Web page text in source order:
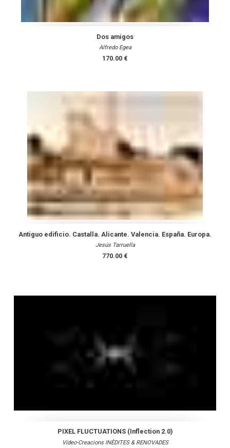
Dos amigos
Alfredo Egea
170.00 €
Antiguo edificio. Castalla. Alicante. Valencia. España. Europa.
Jesús Tarruella
770.00 €
PIXEL FLUCTUATIONS (Inflection 2.0)
Vídeo-Creacions INÈDITES & RENOVADES